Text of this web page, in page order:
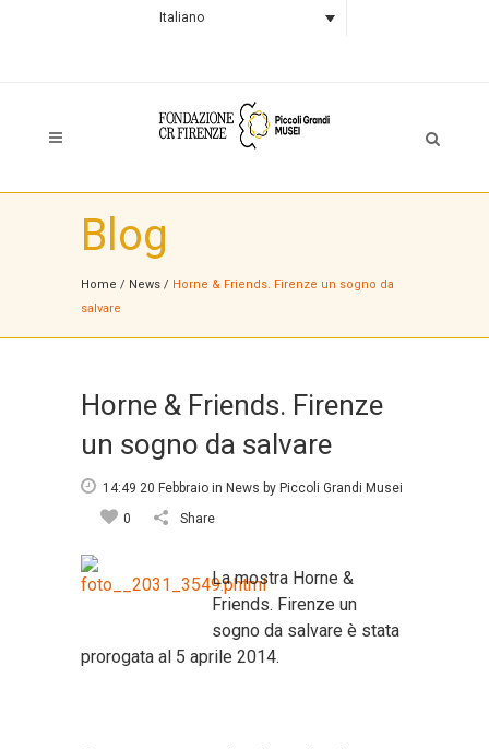
Italiano
Blog
Home / News / Horne & Friends. Firenze un sogno da
salvare
Horne & Friends. Firenze
un sogno da salvare
14:49 20 Febbraio in News by Piccoli Grandi Musei
0
Share
La mostra Horne &
Friends. Firenze un
sogno da salvare è stata
prorogata al 5 aprile 2014.